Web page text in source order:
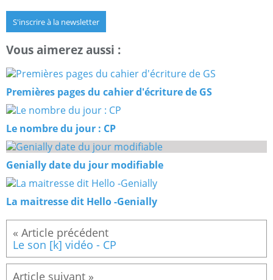
S'inscrire à la newsletter
Vous aimerez aussi :
Premières pages du cahier d'écriture de GS
Le nombre du jour : CP
Genially date du jour modifiable
La maitresse dit Hello -Genially
Le son [k] vidéo - CP